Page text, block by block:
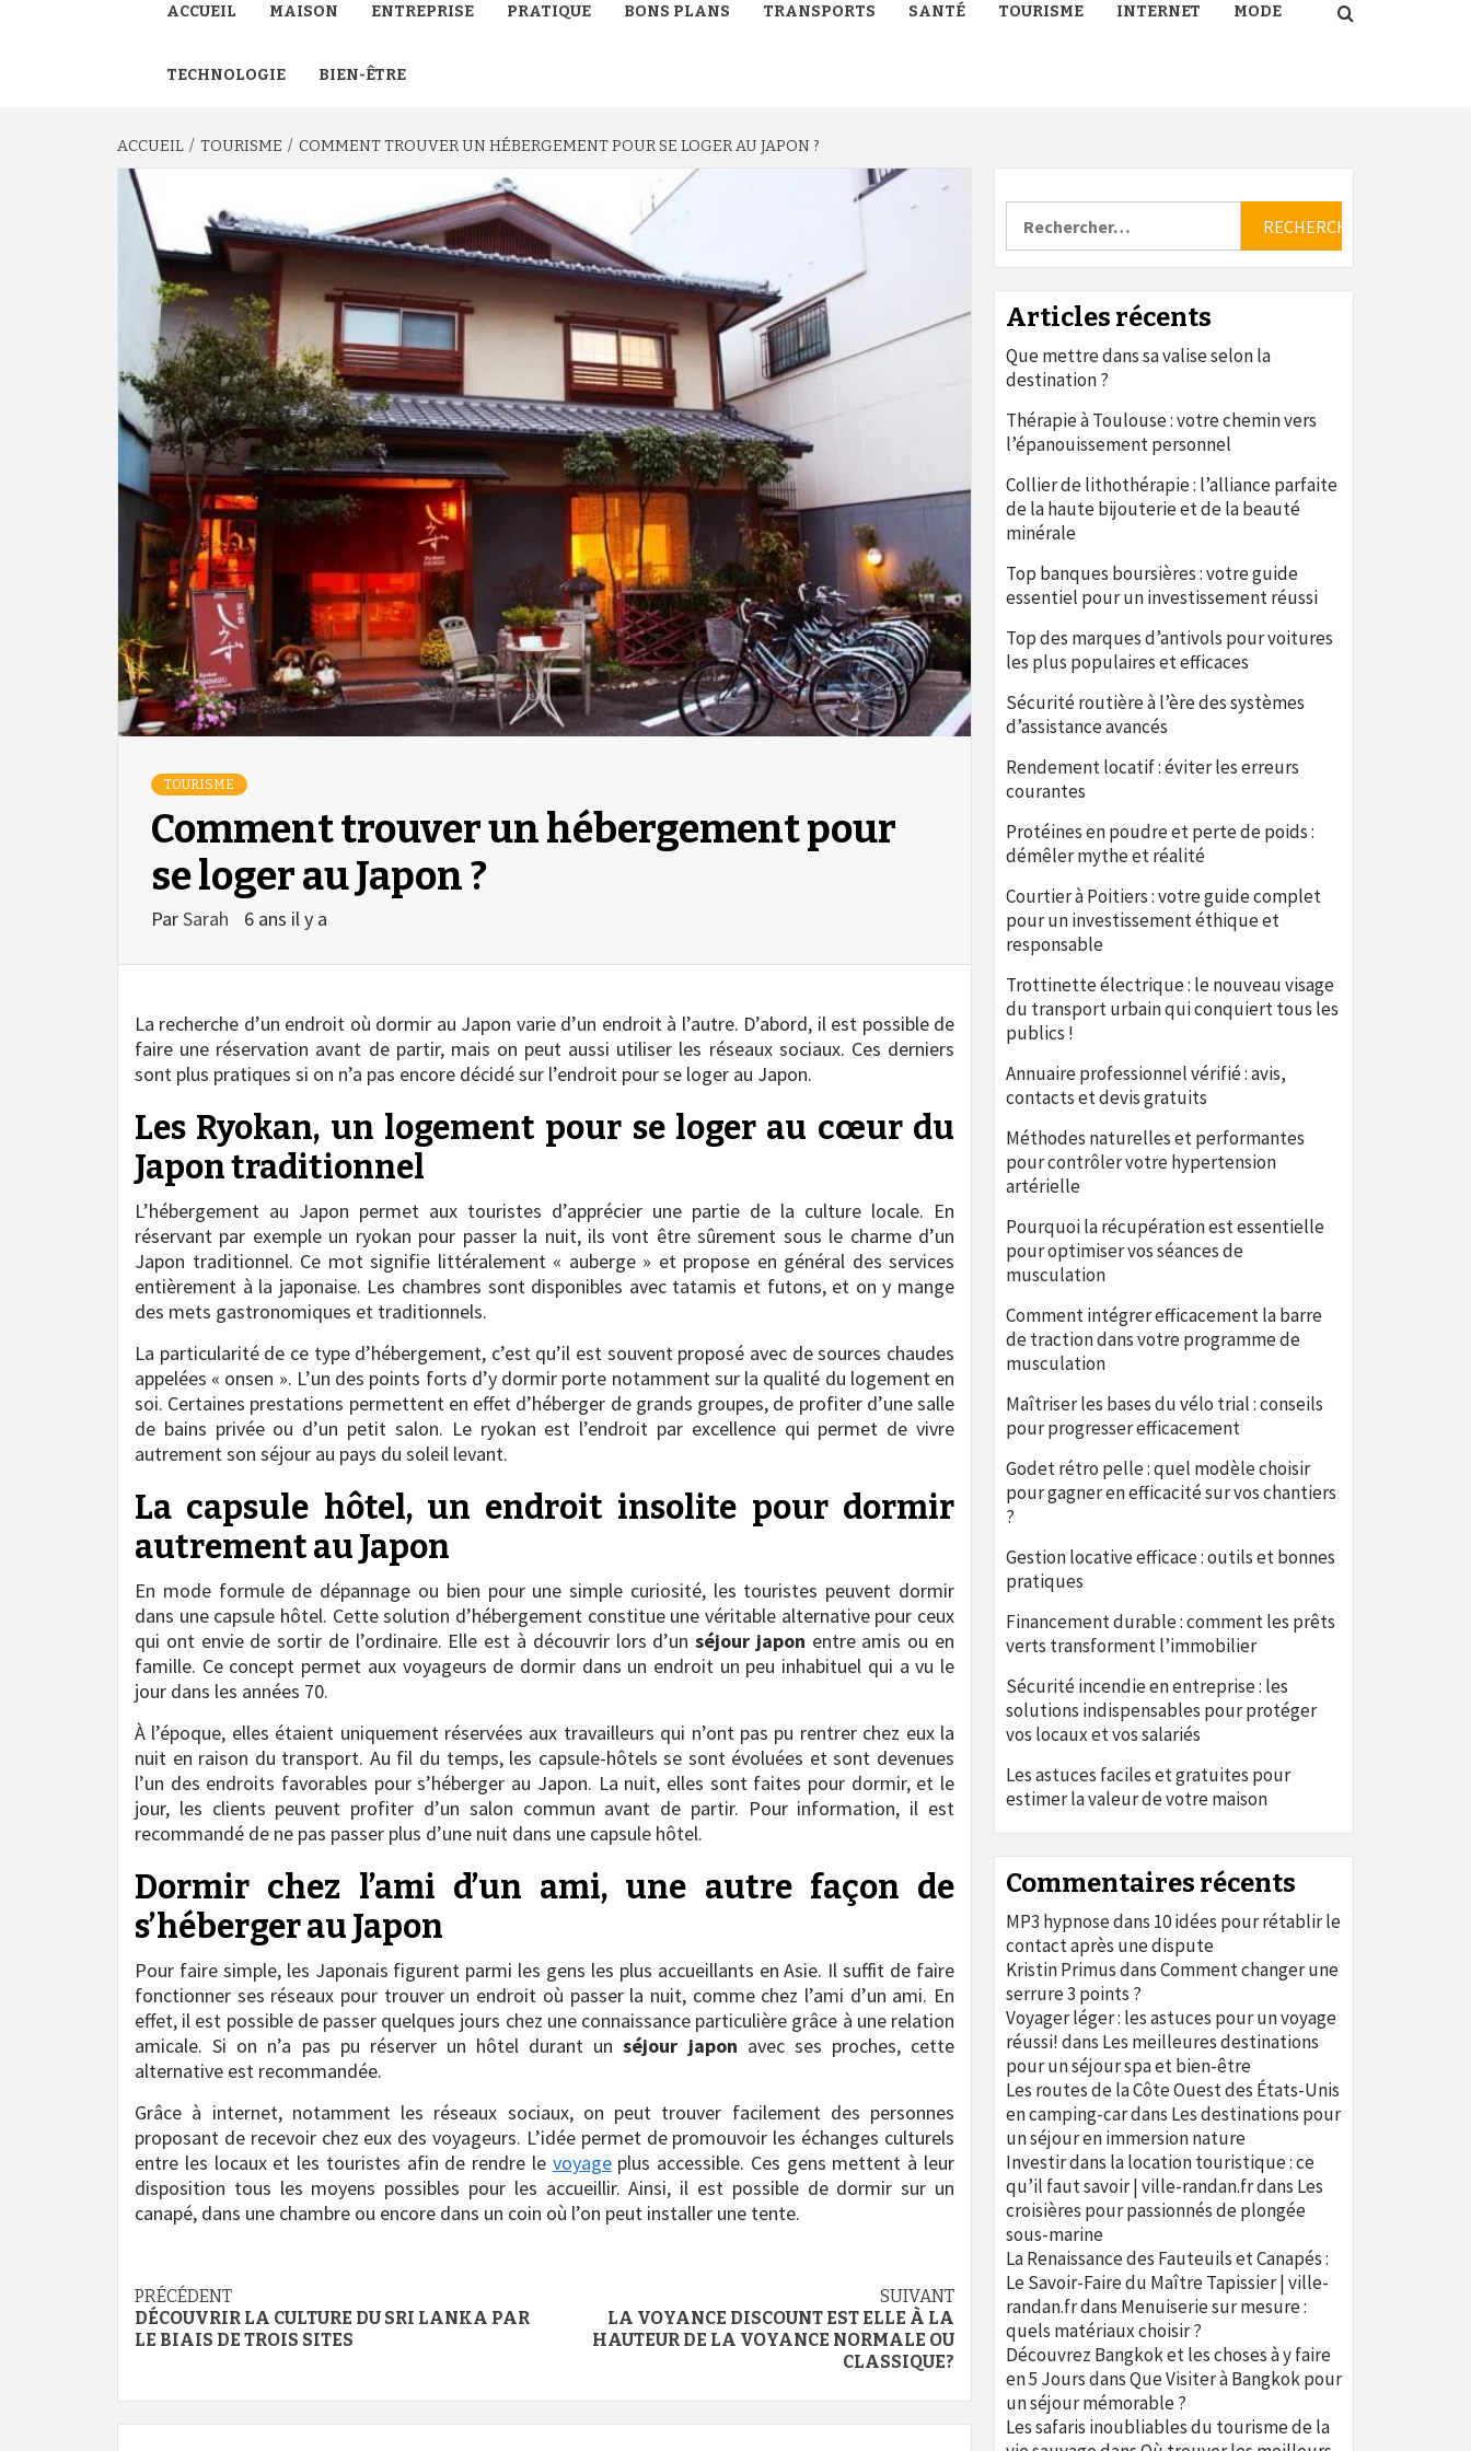
ACCUEIL MAISON ENTREPRISE PRATIQUE BONS PLANS TRANSPORTS SANTÉ TOURISME INTERNET MODE
TECHNOLOGIE BIEN-ÊTRE
ACCUEIL TOURISME COMMENT TROUVER UN HÉBERGEMENT POUR SE LOGER AU JAPON ?
TOURISME
Comment trouver un hébergement pour
se loger au Japon ?
ParSarah 6 ans il y a
La recherche d’un endroit où dormir au Japon varie d’un endroit à l’autre. D’abord, il est possible de
faire une réservation avant de partir, mais on peut aussi utiliser les réseaux sociaux. Ces derniers
sont plus pratiques si on n’a pas encore décidé sur l’endroit pour se loger au Japon.
Les Ryokan, un logement pour se loger au cœur du
Japon traditionnel
L’hébergement au Japon permet aux touristes d’apprécier une partie de la culture locale. En
réservant par exemple un ryokan pour passer la nuit, ils vont être sûrement sous le charme d’un
Japon traditionnel. Ce mot signifie littéralement « auberge » et propose en général des services
entièrement à la japonaise. Les chambres sont disponibles avec tatamis et futons, et on y mange
des mets gastronomiques et traditionnels.
La particularité de ce type d’hébergement, c’est qu’il est souvent proposé avec de sources chaudes
appelées « onsen ». L’un des points forts d’y dormir porte notamment sur la qualité du logement en
soi. Certaines prestations permettent en effet d’héberger de grands groupes, de profiter d’une salle
de bains privée ou d’un petit salon. Le ryokan est l’endroit par excellence qui permet de vivre
autrement son séjour au pays du soleil levant.
La capsule hôtel, un endroit insolite pour dormir
autrement au Japon
En mode formule de dépannage ou bien pour une simple curiosité, les touristes peuvent dormir
dans une capsule hôtel. Cette solution d’hébergement constitue une véritable alternative pour ceux
qui ont envie de sortir de l’ordinaire. Elle est à découvrir lors d’unséjour japon entre amis ou en
famille. Ce concept permet aux voyageurs de dormir dans un endroit un peu inhabituel qui a vu le
jour dans les années 70.
À l’époque, elles étaient uniquement réservées aux travailleurs qui n’ont pas pu rentrer chez eux la
nuit en raison du transport. Au fil du temps, les capsule-hôtels se sont évoluées et sont devenues
l’un des endroits favorables pour s’héberger au Japon. La nuit, elles sont faites pour dormir, et le
jour, les clients peuvent profiter d’un salon commun avant de partir. Pour information, il est
recommandé de ne pas passer plus d’une nuit dans une capsule hôtel.
Dormir chez l’ami d’un ami, une autre façon de
s’héberger au Japon
Pour faire simple, les Japonais figurent parmi les gens les plus accueillants en Asie. Il suffit de faire
fonctionner ses réseaux pour trouver un endroit où passer la nuit, comme chez l’ami d’un ami. En
effet, il est possible de passer quelques jours chez une connaissance particulière grâce à une relation
amicale. Si on n’a pas pu réserver un hôtel durant unséjour japon avec ses proches, cette
alternative est recommandée.
Grâce à internet, notamment les réseaux sociaux, on peut trouver facilement des personnes
proposant de recevoir chez eux des voyageurs. L’idée permet de promouvoir les échanges culturels
entre les locaux et les touristes afin de rendre le voyageplus accessible. Ces gens mettent à leur
disposition tous les moyens possibles pour les accueillir. Ainsi, il est possible de dormir sur un
canapé, dans une chambre ou encore dans un coin où l’on peut installer une tente.
Navigation
d’article
PRÉCÉDENT
DÉCOUVRIR LA CULTURE DU SRI LANKA PAR
LE BIAIS DE TROIS SITES
SUIVANT
LA VOYANCE DISCOUNT EST ELLE À LA
HAUTEUR DE LA VOYANCE NORMALE OU
CLASSIQUE?
Articles récents
Que mettre dans sa valise selon la
destination ?
Thérapie à Toulouse : votre chemin vers
l’épanouissement personnel
Collier de lithothérapie : l’alliance parfaite
de la haute bijouterie et de la beauté
minérale
Top banques boursières : votre guide
essentiel pour un investissement réussi
Top des marques d’antivols pour voitures
les plus populaires et efficaces
Sécurité routière à l’ère des systèmes
d’assistance avancés
Rendement locatif : éviter les erreurs
courantes
Protéines en poudre et perte de poids :
démêler mythe et réalité
Courtier à Poitiers : votre guide complet
pour un investissement éthique et
responsable
Trottinette électrique : le nouveau visage
du transport urbain qui conquiert tous les
publics !
Annuaire professionnel vérifié : avis,
contacts et devis gratuits
Méthodes naturelles et performantes
pour contrôler votre hypertension
artérielle
Pourquoi la récupération est essentielle
pour optimiser vos séances de
musculation
Comment intégrer efficacement la barre
de traction dans votre programme de
musculation
Maîtriser les bases du vélo trial : conseils
pour progresser efficacement
Godet rétro pelle : quel modèle choisir
pour gagner en efficacité sur vos chantiers
?
Gestion locative efficace : outils et bonnes
pratiques
Financement durable : comment les prêts
verts transforment l’immobilier
Sécurité incendie en entreprise : les
solutions indispensables pour protéger
vos locaux et vos salariés
Les astuces faciles et gratuites pour
estimer la valeur de votre maison
Commentaires récents
MP3 hypnosedans 10 idées pour rétablir le
contact après une dispute
Kristin PrimusdansComment changer une
serrure 3 points ?
Voyager léger : les astuces pour un voyage
réussi!dans Les meilleures destinations
pour un séjour spa et bien-être
Les routes de la Côte Ouest des États-Unis
en camping-cardans Les destinations pour
un séjour en immersion nature
Investir dans la location touristique : ce
qu’il faut savoir | ville-randan.frdans Les
croisières pour passionnés de plongée
sous-marine
La Renaissance des Fauteuils et Canapés :
Le Savoir-Faire du Maître Tapissier | ville-
randan.frdans Menuiserie sur mesure :
quels matériaux choisir ?
Découvrez Bangkok et les choses à y faire
en 5 JoursdansQue Visiter à Bangkok pour
un séjour mémorable ?
Les safaris inoubliables du tourisme de la